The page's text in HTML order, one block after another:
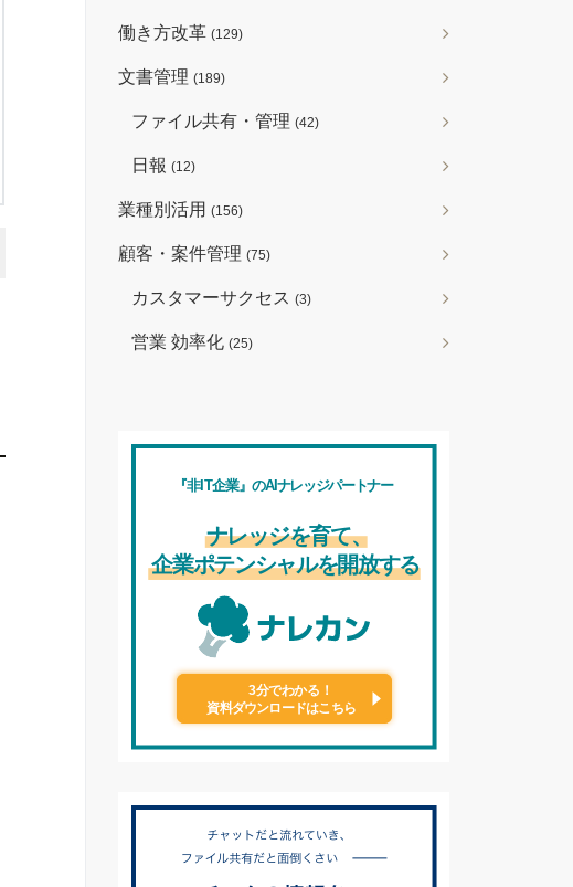
働き方改革 (129)
文書管理 (189)
ファイル共有・管理 (42)
日報 (12)
業種別活用 (156)
顧客・案件管理 (75)
カスタマーサクセス (3)
営業 効率化 (25)